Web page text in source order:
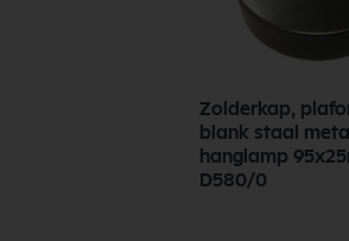
Zolderkap,
blank staal
hanglamp
D580/0